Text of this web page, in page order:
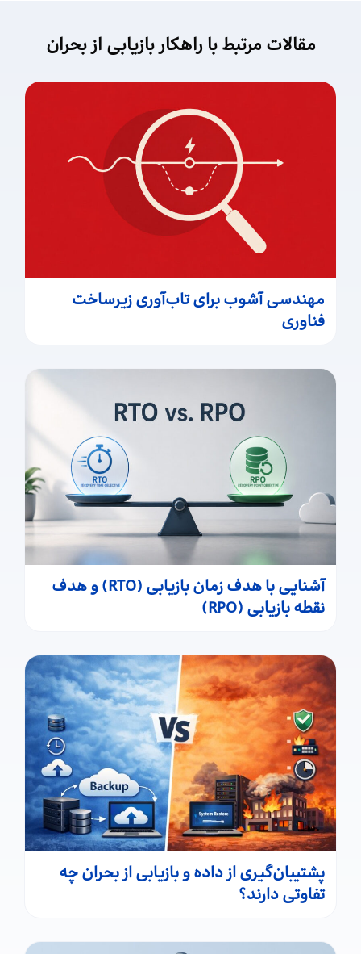
مقالات مرتبط با راهکار بازیابی از بحران
مهندسی آشوب برای تاب‌آوری زیرساخت
فناوری
آشنایی با هدف زمان بازیابی (RTO) و هدف
نقطه بازیابی (RPO)
پشتیبان‌گیری از داده و بازیابی از بحران چه
تفاوتی دارند؟